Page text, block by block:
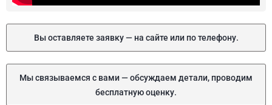
Вы оставляете заявку — на сайте или по телефону.
Мы связываемся с вами — обсуждаем детали, проводим
бесплатную оценку.